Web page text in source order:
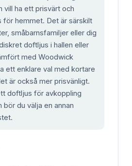
vill ha ett prisvärt och
för hemmet. Det är särskilt
småbarnsfamiljer eller dig
doftljus i hallen eller
med Woodwick
ett enklare val med kortare
är också mer prisvänligt.
doftljus för avkoppling
bör du välja en annan